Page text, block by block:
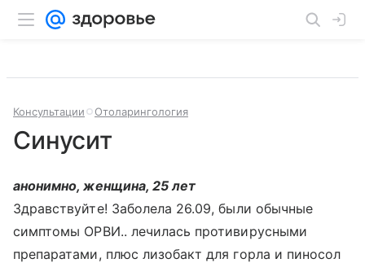
Консультации Отоларингология
Синусит
анонимно, женщина, 25 лет
Здравствуйте! Заболела 26.09, были обычные
симптомы ОРВИ.. лечилась противирусными
препаратами, плюс лизобакт для горла и пиносол